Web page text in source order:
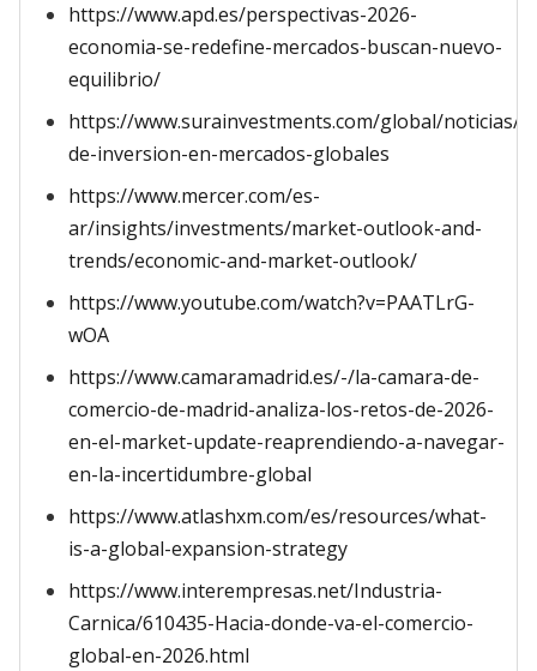
https://www.apd.es/perspectivas-2026-
economia-se-redefine-mercados-buscan-nuevo-
equilibrio/
https://www.surainvestments.com/global/noticias/
de-inversion-en-mercados-globales
https://www.mercer.com/es-
ar/insights/investments/market-outlook-and-
trends/economic-and-market-outlook/
https://www.youtube.com/watch?v=PAATLrG-
wOA
https://www.camaramadrid.es/-/la-camara-de-
comercio-de-madrid-analiza-los-retos-de-2026-
en-el-market-update-reaprendiendo-a-navegar-
en-la-incertidumbre-global
https://www.atlashxm.com/es/resources/what-
is-a-global-expansion-strategy
https://www.interempresas.net/Industria-
Carnica/610435-Hacia-donde-va-el-comercio-
global-en-2026.html